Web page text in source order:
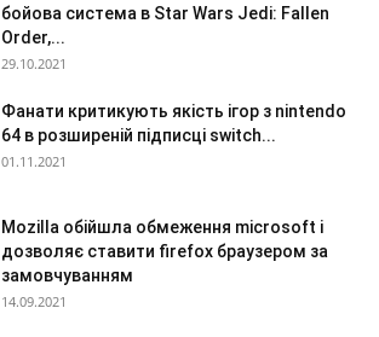
бойова система в Star Wars Jedi: Fallen
Order,...
29.10.2021
Фанати критикують якість ігор з nintendo
64 в розширеній підписці switch...
01.11.2021
Mozilla обійшла обмеження microsoft і
дозволяє ставити firefox браузером за
замовчуванням
14.09.2021